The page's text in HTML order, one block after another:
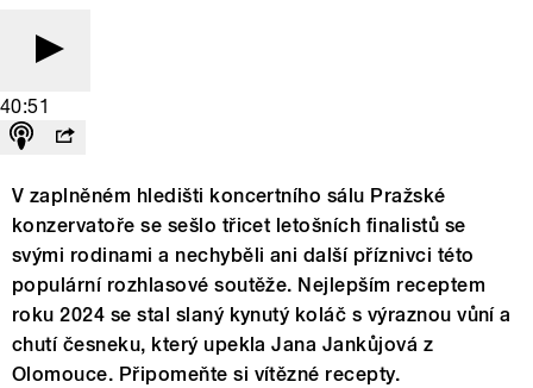
40:51
V zaplněném hledišti koncertního sálu Pražské
konzervatoře se sešlo třicet letošních finalistů se
svými rodinami a nechyběli ani další příznivci této
populární rozhlasové soutěže. Nejlepším receptem
roku 2024 se stal slaný kynutý koláč s výraznou vůní a
chutí česneku, který upekla Jana Jankůjová z
Olomouce. Připomeňte si vítězné recepty.